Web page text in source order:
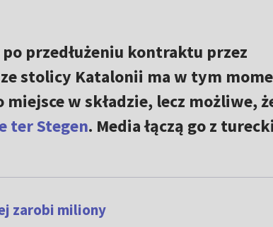
przedłużeniu kontraktu przez
stolicy Katalonii ma w tym
w składzie, lecz możliwe,
ter Stegen. Media łączą go z
zarobi miliony